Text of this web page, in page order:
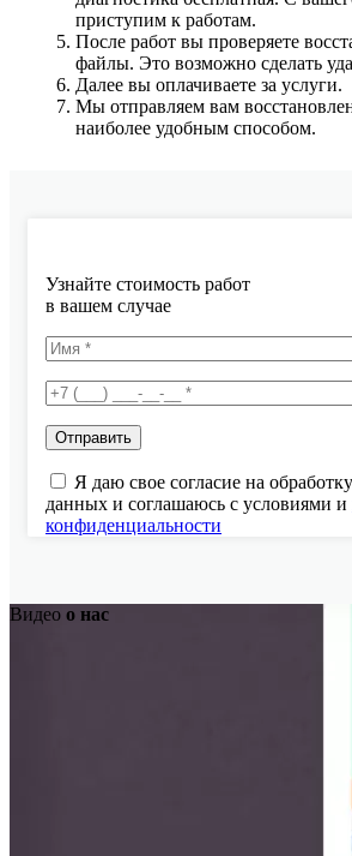
приступим к работам.
После работ вы проверяете
файлы. Это возможно сделать
Далее вы оплачиваете за услуги.
Мы отправляем вам
наиболее удобным способом.
Узнайте стоимость работ
в вашем случае
Я даю свое согласие на
данных и соглашаюсь с условиями и
конфиденциальности
Видео о нас